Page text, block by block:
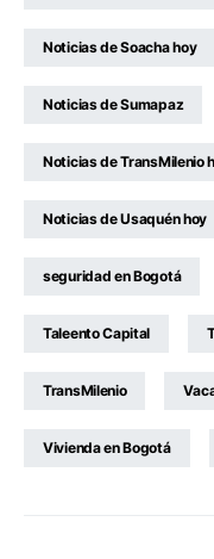
Noticias de Soacha hoy
Noticias de Sumapaz
Noticias de TransMilenio
Noticias de Usaquén hoy
seguridad en Bogotá
Taleento Capital
TransMilenio
Vivienda en Bogotá